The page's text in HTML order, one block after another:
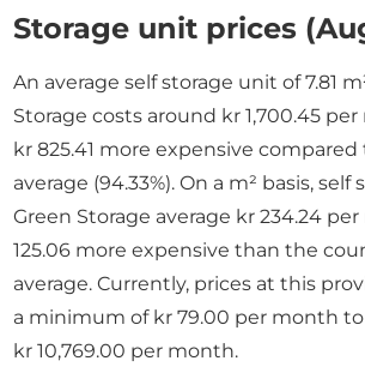
Storage unit prices
An average self storage unit of 7.81
Storage costs around kr 1,700.45
kr 825.41 more expensive
average (94.33%). On a m² basis,
Green Storage average kr 234.24
125.06 more expensive than the
average. Currently, prices at this
a minimum of kr 79.00 per month
kr 10,769.00 per month.